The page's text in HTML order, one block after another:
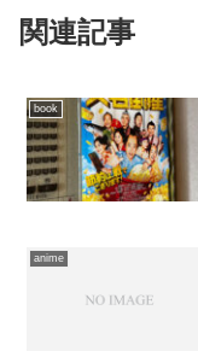
関連記事
book
anime